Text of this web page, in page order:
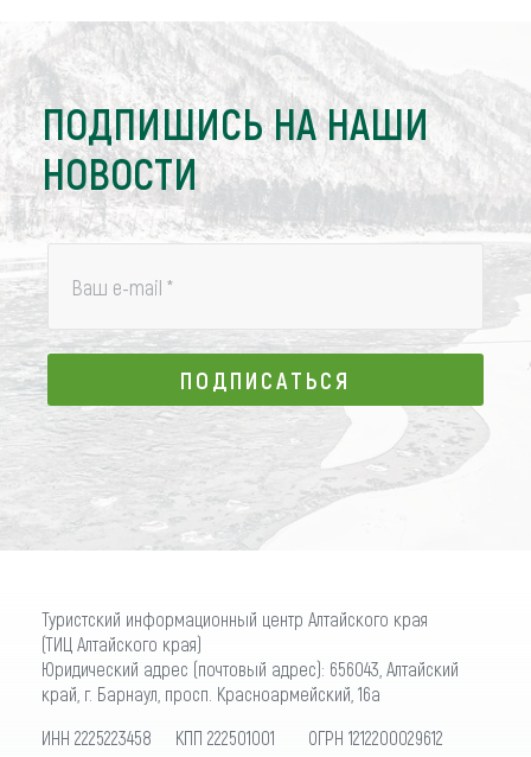
ПОДПИШИСЬ НА НАШИ
НОВОСТИ
Ваш e-mail *
ПОДПИСАТЬСЯ
ПОДПИСАТЬСЯ
Туристский информационный центр Алтайского края
(ТИЦ Алтайского края)
Юридический адрес (почтовый адрес): 656043, Алтайский
край, г. Барнаул, просп. Красноармейский, 16а
ИНН 2225223458 КПП 222501001 ОГРН 1212200029612